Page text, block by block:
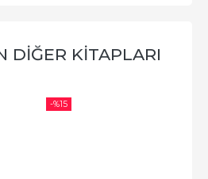
DIĞER KITAPLARI
-%15